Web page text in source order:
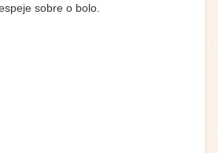
sobre o bolo.